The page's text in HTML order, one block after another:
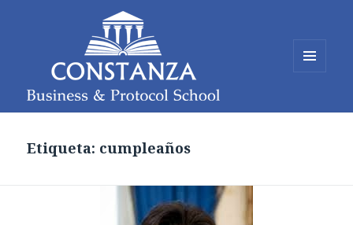
Constanza Business and Protocol
Etiqueta: cumpleaños